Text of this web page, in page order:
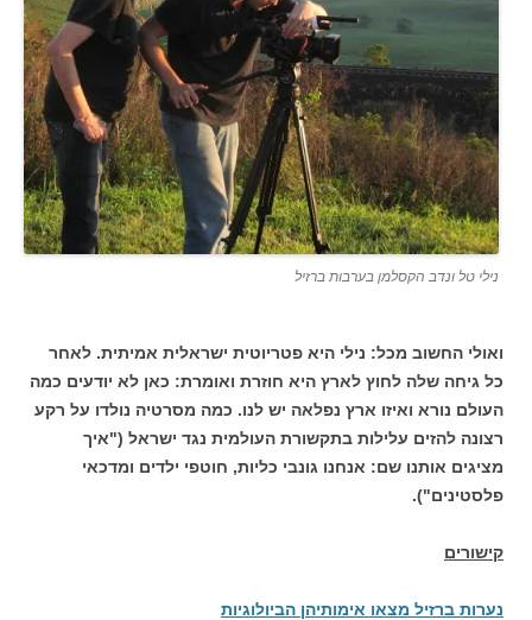
נילי טל ונדב הקסלמן בערבות ברזיל
ואולי החשוב מכל: נילי היא פטריוטית ישראלית אמיתית. לאחר
כל גיחה שלה לחוץ לארץ היא חוזרת ואומרת: כאן לא יודעים כמה
העולם נורא ואיזו ארץ נפלאה יש לנו. כמה מסרטיה נולדו על רקע
רצונה להזים עלילות בתקשורת העולמית נגד ישראל ("איך
מציגים אותנו שם: אנחנו גונבי כליות, חוטפי ילדים ומדכאי
פלסטינים").
קישורים
נערות ברזיל מצאו אימותיהן הביולוגיות